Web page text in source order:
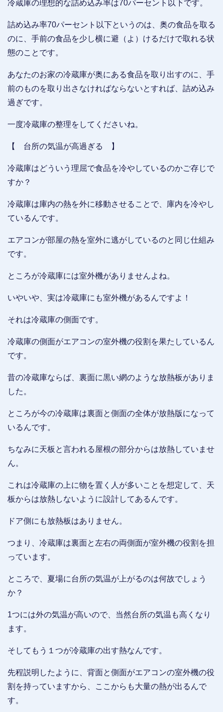
冷蔵庫の理想的な詰め込み率は70パーセント以下です。
詰め込み率70パーセント以下というのは、奥の食品を取る
のに、手前の食品を少し横に避（よ）けるだけで取れる状
態のことです。
あなたのお家の冷蔵庫が奥にある食品を取り出すのに、手
前のものを取り出さなければならないとすれば、詰め込み
過ぎです。
一度冷蔵庫の整理をしてくださいね。
【 台所の気温が高過ぎる 】
冷蔵庫はどういう理屈で食品を冷やしているのかご存じで
すか？
冷蔵庫は庫内の熱を外に移動させることで、庫内を冷やし
ているんです。
エアコンが部屋の熱を室外に逃がしているのと同じ仕組み
です。
ところが冷蔵庫には室外機がありませんよね。
いやいや、実は冷蔵庫にも室外機があるんですよ！
それは冷蔵庫の側面です。
冷蔵庫の側面がエアコンの室外機の役割を果たしているん
です。
昔の冷蔵庫ならば、裏面に黒い網のような放熱板がありま
した。
ところが今の冷蔵庫は裏面と側面の全体が放熱版になって
いるんです。
ちなみに天板と言われる屋根の部分からは放熱していませ
ん。
これは冷蔵庫の上に物を置く人が多いことを想定して、天
板からは放熱しないように設計してあるんです。
ドア側にも放熱板はありません。
つまり、冷蔵庫は裏面と左右の両側面が室外機の役割を担
っています。
ところで、夏場に台所の気温が上がるのは何故でしょう
か？
1つには外の気温が高いので、当然台所の気温も高くなり
ます。
そしてもう１つが冷蔵庫の出す熱なんです。
先程説明したように、背面と側面がエアコンの室外機の役
割を持っていますから、ここからも大量の熱が出るんで
す。